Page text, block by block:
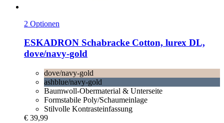
2 Optionen
ESKADRON Schabracke Cotton, lurex DL,
dove/navy-​gold
dove/navy-gold
ashblue/navy-gold
Baumwoll-Obermaterial & Unterseite
Formstabile Poly/Schaumeinlage
Stilvolle Kontrasteinfassung
€ 39,99